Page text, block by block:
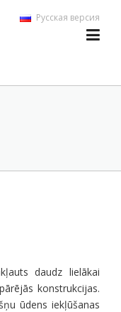
Русская версия
daudz lielākai
konstrukcijas.
ūdens iekļūšanas